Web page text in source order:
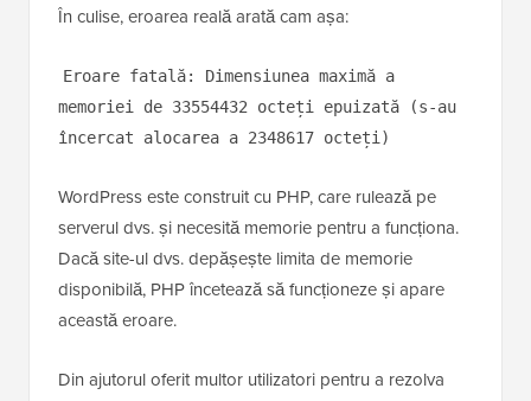
În culise, eroarea reală arată cam așa:
Eroare fatală: Dimensiunea maximă a
memoriei de 33554432 octeți epuizată (s-au
încercat alocarea a 2348617 octeți)
WordPress este construit cu PHP, care rulează pe
serverul dvs. și necesită memorie pentru a funcționa.
Dacă site-ul dvs. depășește limita de memorie
disponibilă, PHP încetează să funcționeze și apare
această eroare.
Din ajutorul oferit multor utilizatori pentru a rezolva